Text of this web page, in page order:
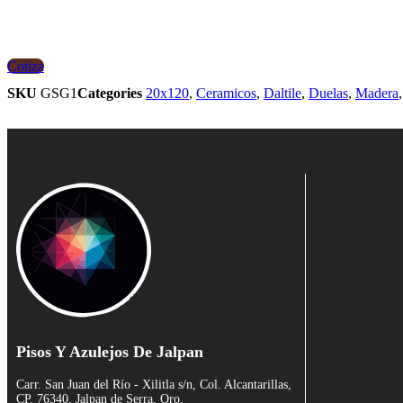
Cotiza
SKU GSG1Categories 20x120, Ceramicos, Daltile, Duelas, Madera,
Pisos Y Azulejos De Jalpan
Carr. San Juan del Río - Xilitla s/n, Col. Alcantarillas,
CP. 76340, Jalpan de Serra, Qro.